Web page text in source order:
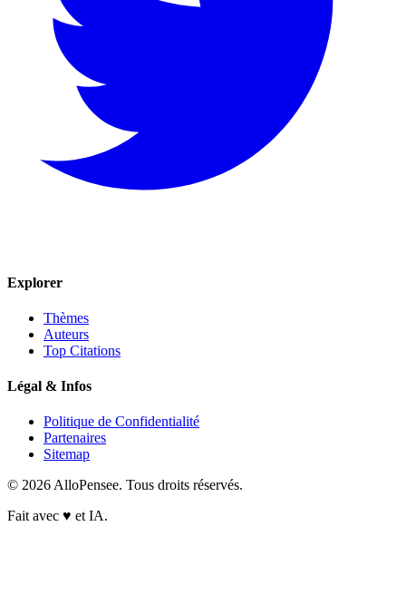
Explorer
Thèmes
Auteurs
Top Citations
Légal & Infos
Politique de Confidentialité
Partenaires
Sitemap
© 2026 AlloPensee. Tous droits réservés.
Fait avec ♥ et IA.